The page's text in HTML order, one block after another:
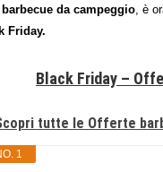
barbecue da campeggio, è
Friday.
Black Friday –
tutte le Offerte
1